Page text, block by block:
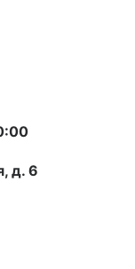
д. 6